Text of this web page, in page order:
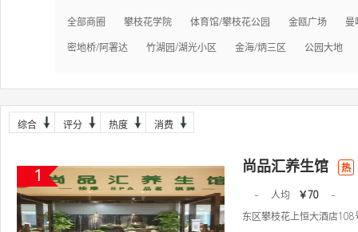
全部商圈 攀枝花学院 体育馆/攀枝花公园 金瓯广场 曼
密地桥/阿署达 竹湖园/湖光小区 金海/炳三区 公园大地
综合 评分 热度 消费
1
尚品汇养生馆 热
- 人均 ￥70
-
东区攀枝花上恒大酒店108